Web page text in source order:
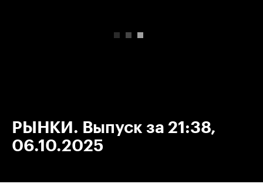
РЫНКИ. Выпуск за 21:38,
06.10.2025